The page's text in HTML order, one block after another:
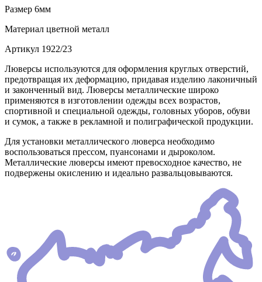
Размер 6мм
Материал цветной металл
Артикул 1922/23
Люверсы используются для оформления круглых отверстий,
предотвращая их деформацию, придавая изделию лаконичный
и законченный вид. Люверсы металлические широко
применяются в изготовлении одежды всех возрастов,
спортивной и специальной одежды, головных уборов, обуви
и сумок, а также в рекламной и полиграфической продукции.
Для установки металлического люверса необходимо
воспользоваться прессом, пуансонами и дыроколом.
Металлические люверсы имеют превосходное качество, не
подвержены окислению и идеально развальцовываются.